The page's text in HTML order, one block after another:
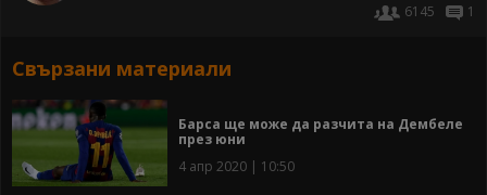
6145
1
Свързани материали
Барса ще може да разчита на Дембеле
през юни
4 апр 2020 | 10:50